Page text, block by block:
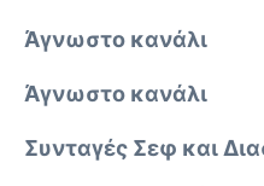
Άγνωστο κανάλι
Άγνωστο κανάλι
Συνταγές Σεφ και